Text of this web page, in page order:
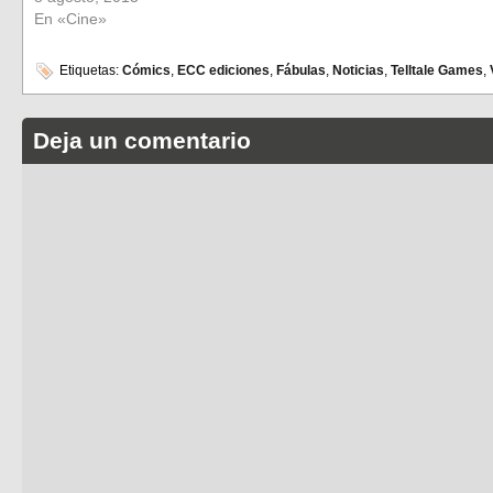
En «Cine»
Etiquetas: Cómics, ECC ediciones, Fábulas, Noticias, Telltale Games,
Deja un comentario